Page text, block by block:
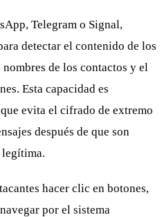
Telegram o Signal,
detectar el contenido de los
de los contactos y el
Esta capacidad es
evita el cifrado de extremo
después de que son
hacer clic en botones,
por el sistema